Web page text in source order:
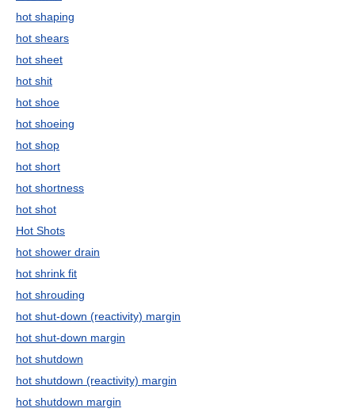
hot shaping
hot shears
hot sheet
hot shit
hot shoe
hot shoeing
hot shop
hot short
hot shortness
hot shot
Hot Shots
hot shower drain
hot shrink fit
hot shrouding
hot shut-down (reactivity) margin
hot shut-down margin
hot shutdown
hot shutdown (reactivity) margin
hot shutdown margin